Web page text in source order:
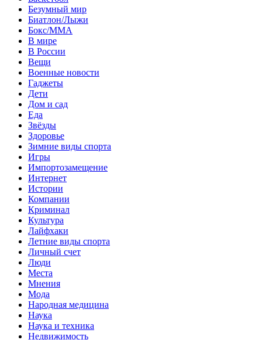
Безумный мир
Биатлон/Лыжи
Бокс/MMA
В мире
В России
Вещи
Военные новости
Гаджеты
Дети
Дом и сад
Еда
Звёзды
Здоровье
Зимние виды спорта
Игры
Импортозамещение
Интернет
Истории
Компании
Криминал
Культура
Лайфхаки
Летние виды спорта
Личный счет
Люди
Места
Мнения
Мода
Народная медицина
Наука
Наука и техника
Недвижимость